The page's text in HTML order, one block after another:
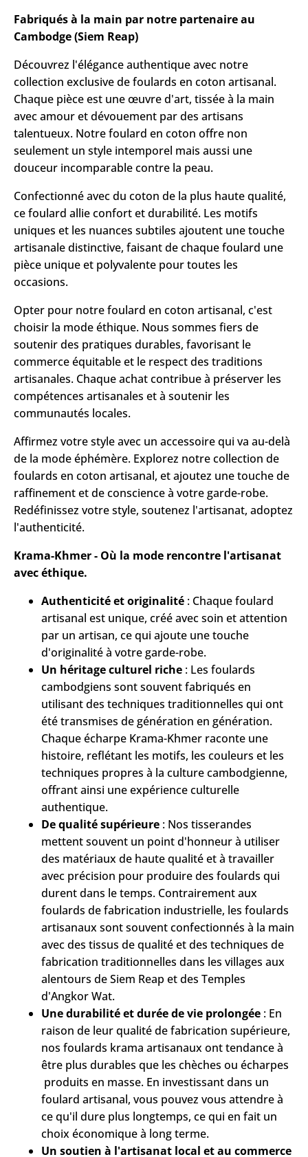
Fabriqués à la main par notre partenaire au
Cambodge (Siem Reap)
Découvrez l'élégance authentique avec notre
collection exclusive de foulards en coton artisanal.
Chaque pièce est une œuvre d'art, tissée à la main
avec amour et dévouement par des artisans
talentueux. Notre foulard en coton offre non
seulement un style intemporel mais aussi une
douceur incomparable contre la peau.
Confectionné avec du coton de la plus haute qualité,
ce foulard allie confort et durabilité. Les motifs
uniques et les nuances subtiles ajoutent une touche
artisanale distinctive, faisant de chaque foulard une
pièce unique et polyvalente pour toutes les
occasions.
Opter pour notre foulard en coton artisanal, c'est
choisir la mode éthique. Nous sommes fiers de
soutenir des pratiques durables, favorisant le
commerce équitable et le respect des traditions
artisanales. Chaque achat contribue à préserver les
compétences artisanales et à soutenir les
communautés locales.
Affirmez votre style avec un accessoire qui va au-delà
de la mode éphémère. Explorez notre collection de
foulards en coton artisanal, et ajoutez une touche de
raffinement et de conscience à votre garde-robe.
Redéfinissez votre style, soutenez l'artisanat, adoptez
l'authenticité.
Krama-Khmer - Où la mode rencontre l'artisanat
avec éthique.
Authenticité et originalité : Chaque foulard
artisanal est unique, créé avec soin et attention
par un artisan, ce qui ajoute une touche
d'originalité à votre garde-robe.
Un héritage culturel riche : Les foulards
cambodgiens sont souvent fabriqués en
utilisant des techniques traditionnelles qui ont
été transmises de génération en génération.
Chaque écharpe Krama-Khmer raconte une
histoire, reflétant les motifs, les couleurs et les
techniques propres à la culture cambodgienne,
offrant ainsi une expérience culturelle
authentique.
De qualité supérieure : Nos tisserandes
mettent souvent un point d'honneur à utiliser
des matériaux de haute qualité et à travailler
avec précision pour produire des foulards qui
durent dans le temps. Contrairement aux
foulards de fabrication industrielle, les foulards
artisanaux sont souvent confectionnés à la main
avec des tissus de qualité et des techniques de
fabrication traditionnelles dans les villages aux
alentours de Siem Reap et des Temples
d'Angkor Wat.
Une durabilité et durée de vie prolongée : En
raison de leur qualité de fabrication supérieure,
nos foulards krama artisanaux ont tendance à
être plus durables que les chèches ou écharpes
produits en masse. En investissant dans un
foulard artisanal, vous pouvez vous attendre à
ce qu'il dure plus longtemps, ce qui en fait un
choix économique à long terme.
Un soutien à l'artisanat local et au commerce